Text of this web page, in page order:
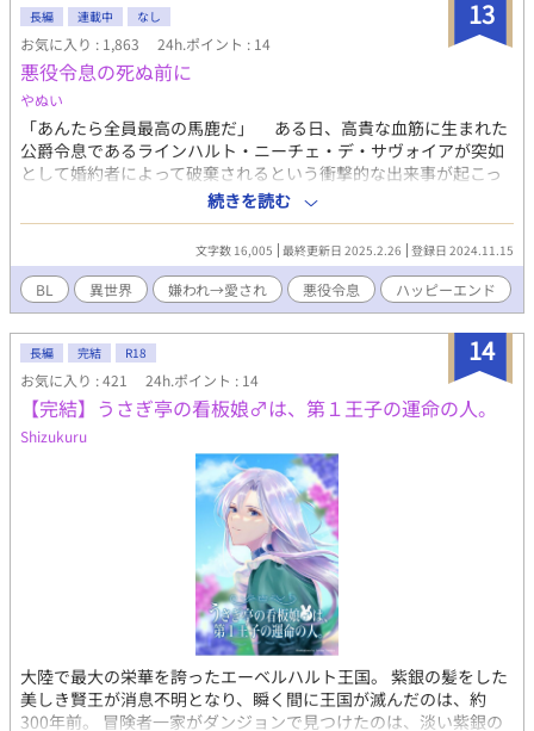
13
長編 連載中 なし
お気に入り : 1,863 24h.ポイント : 14
悪役令息の死ぬ前に
やぬい
「あんたら全員最高の馬鹿だ」 ある日、高貴な血筋に生まれた
公爵令息であるラインハルト・ニーチェ・デ・サヴォイアが突如
として婚約者によって破棄されるという衝撃的な出来事が起こっ
た。 彼が愛し、心から信じていた相手の裏切りに、しかもその
新たな相手が自分の義弟だということに彼の心は深く傷ついた。
さらに冤罪をかけられたラインハルトは公爵家の自室に幽閉さ
れ、数日後、シーツで作った縄で首を吊っているのを発見され
た。 青年たちは、ラインハルトの遺体を抱きしめる男からその
話を聞いた。その青年たちこそ、マークの元婚約者と義弟とその
友人である。 「真実も分からないクセに分かった風になっている
ガキがいたからラインは死んだんだ」 男によって過去に戻され
た青年たちは「真実」を見つけられるのか。
続きを読む
文字数 16,005 最終更新日 2025.2.26 登録日 2024.11.15
BL 異世界 嫌われ→愛され 悪役令息 ハッピーエンド
14
長編 完結 R18
お気に入り : 421 24h.ポイント : 14
【完結】うさぎ亭の看板娘♂は、第１王子の運命の人。
Shizukuru
大陸で最大の栄華を誇ったエーベルハルト王国。 紫銀の髪をした
美しき賢王が消息不明となり、瞬く間に王国が滅んだのは、約
300年前。 冒険者一家がダンジョンで見つけたのは、淡い紫銀の